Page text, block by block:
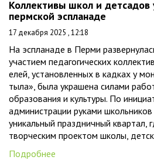
Коллективы школ и детсадов
пермской эспланаде
17 декабря 2025 , 12:18
На эспланаде в Перми
участием педагогических
елей, установленных в кадках у
тыла», была украшена силами
образования и культуры. По
администрации руками
уникальный праздничный квартал,
творческим проектом школы,
Подробнее